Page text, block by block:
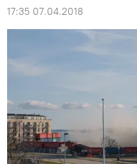
17:35 07.04.2018